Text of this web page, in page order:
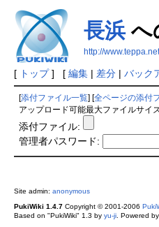
長浜へ
http://
[ トップ] [ 編集| 差分| バック
添付ファイル一覧 全ページの添付
アップロード可能最大ファイルサイ
添付ファイル:
管理者パスワード:
Site admin: anonymous
PukiWiki 1.4.7Copyright © 2001-2006
Based on "PukiWiki" 1.3 by yu-ji. Powered